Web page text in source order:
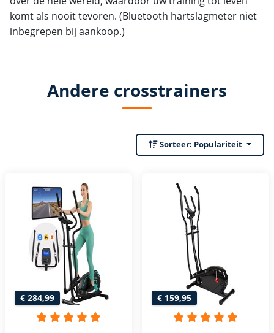
komt als nooit tevoren. (Bluetooth hartslagmeter niet
inbegrepen bij aankoop.)
Andere crosstrainers
Sorteer: Populariteit
€ 284,99 € 159,95